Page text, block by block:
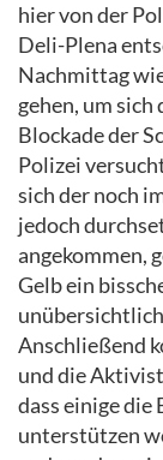
hier von der
Deli-Plena
Nachmittag
gehen, um
Blockade der
Polizei
sich der noch
jedoch
angekommen,
Gelb ein
Anschließend
und die
dass einige die
unterstützen